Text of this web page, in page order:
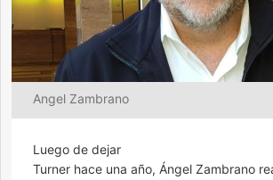
Angel Zambrano
Luego de dejar
Turner hace una año, Ángel Zambrano